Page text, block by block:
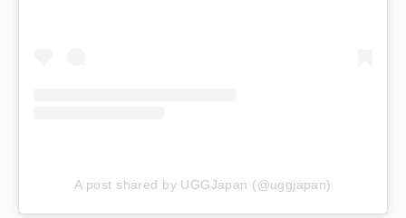
A post shared by UGGJapan (@uggjapan)